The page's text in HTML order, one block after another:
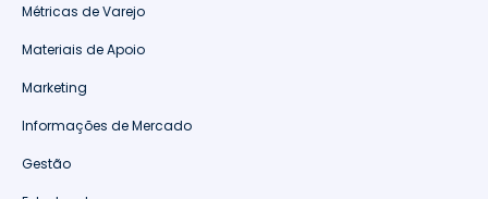
Métricas de Varejo
Materiais de Apoio
Marketing
Informações de Mercado
Gestão